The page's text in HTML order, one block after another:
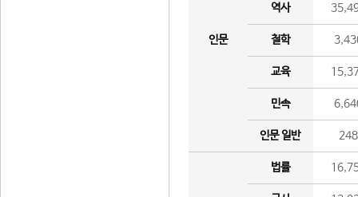
인문
역사
철학
교육
민속
인문 일반 248
법률